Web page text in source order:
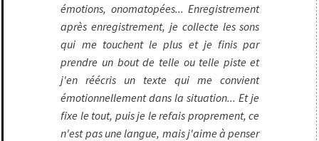
émotions, onomatopées... Enregistrement
après enregistrement, je collecte les sons
qui me touchent le plus et je finis par
prendre un bout de telle ou telle piste et
j'en réécris un texte qui me convient
émotionnellement dans la situation... Et je
fixe le tout, puis je le refais proprement, ce
n'est pas une langue, mais j'aime à penser